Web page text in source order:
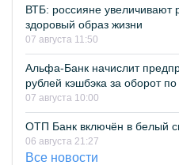
ВТБ: россияне увеличивают
здоровый образ жизни
07 августа 11:50
Альфа-Банк начислит
рублей кэшбэка за оборот по
07 августа 10:00
ОТП Банк включён в белый
06 августа 21:27
Все новости